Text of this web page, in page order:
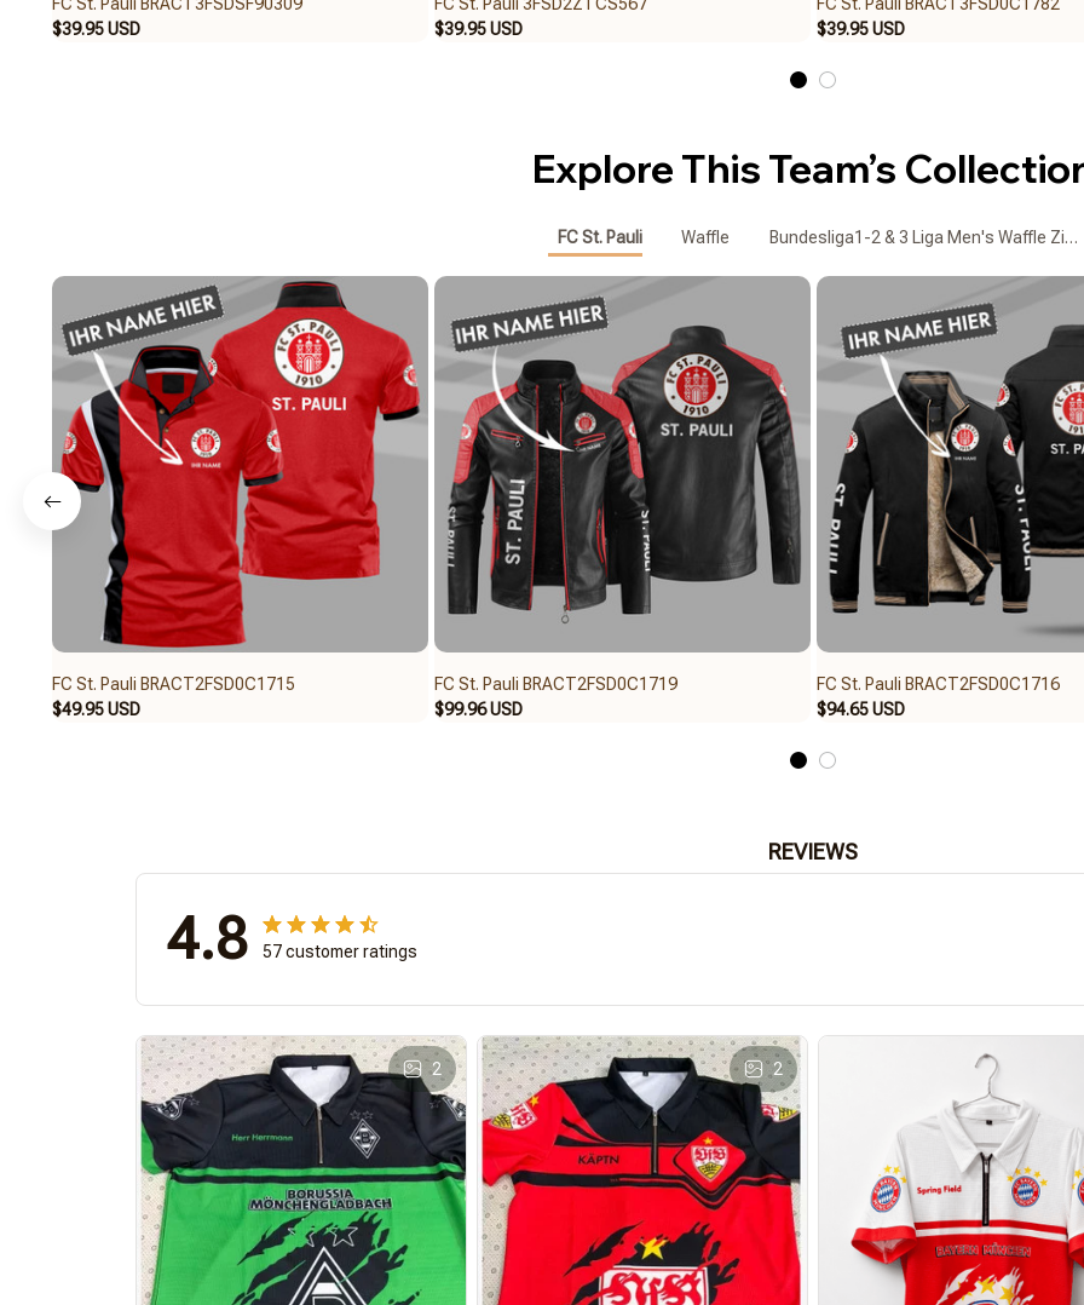
FC St. Pauli BRACT3FSDSF90309
$39.95 USD
FC St. Pauli 3FSD2ZTCS567
$39.95 USD
FC St. Pauli BRACT3FSD0C1782
$39.95 USD
Explore This Team’s
FC St. Pauli Waffle Bundesliga1-2 & 3 Liga Men's Waffle
FC St. Pauli BRACT2FSD0C1715
$49.95 USD
FC St. Pauli BRACT2FSD0C1719
$99.96 USD
FC St. Pauli BRACT2FSD0C1716
$94.65 USD
REVIEWS
4.8 57 customer ratings
2 2